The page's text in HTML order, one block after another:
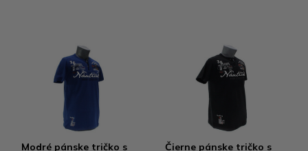
Modré pánske tričko s
Čierne pánske tričko s